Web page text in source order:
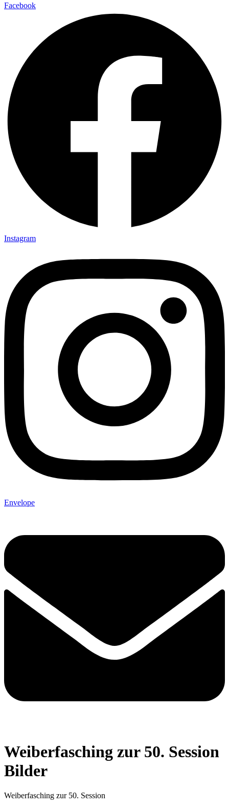
Facebook
Instagram
Envelope
Weiberfasching zur 50. Session
Bilder
Weiberfasching zur 50. Session